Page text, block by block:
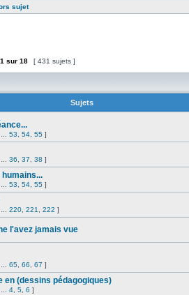
sujet
1 sur 18 [ 431 sujets ]
Sujets
53 54 55 ]
36 37 38 ]
53 54 55 ]
220 221 222 ]
l'avez jamais vue
65 66 67 ]
en (dessins pédagogiques)
4 5 6 ]